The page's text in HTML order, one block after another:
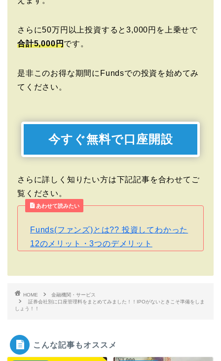
さらに50万円以上投資すると3,000円を上乗せで
合計5,000円です。
是非このお得な期間にFundsでの投資を始めてみ
てください。
今すぐ無料で口座開設
さらに詳しく知りたい方は下記記事を合わせてご
覧ください。
あわせて読みたい
Funds(ファンズ)とは?? 投資してわかった
12のメリット・3つのデメリット
HOME
金融機関・サービス
証券会社別に口座管理料をまとめてみました！！IPOがないときこそ準備をしま
しょう！！
こんな記事もオススメ